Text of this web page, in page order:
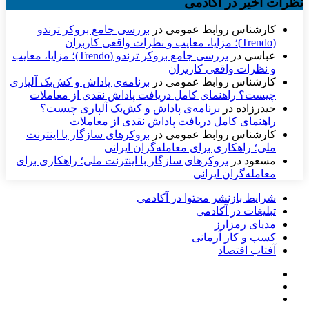
کارشناس روابط عمومی در بررسی جامع بروکر ترندو
(Trendo)؛ مزایا، معایب و نظرات واقعی کاربران
عباسی در
بررسی جامع بروکر ترندو (Trendo)؛ مزایا، معایب
و نظرات واقعی کاربران
کارشناس روابط عمومی در برنامه‌ی پاداش و کش‌بک آلپاری
چیست؟ راهنمای کامل دریافت پاداش نقدی از معاملات
حیدرزاده در برنامه‌ی پاداش و کش‌بک آلپاری چیست؟
راهنمای کامل دریافت پاداش نقدی از معاملات
کارشناس روابط عمومی در بروکرهای سازگار با اینترنت
ملی؛ راهکاری برای معامله‌گران ایرانی
مسعود در بروکرهای سازگار با اینترنت ملی؛ راهکاری برای
معامله‌گران ایرانی
شرایط بازنشر محتوا در آکادمی
تبلیغات در آکادمی
مدیای رمزارز
کسب و کار آرمانی
آفتاب اقتصاد